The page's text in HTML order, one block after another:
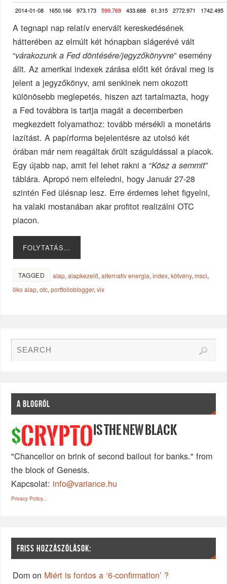
2014-01-08 1650.166 973.173 599.769 433.688 61.315 2772.971 1742.495
A tegnapi nap relatív enervált kereskedésének
hátterében az elmúlt két hónapban slágerévé vált
“várakozunk a Fed döntésére/jegyzőkönyvre” esemény
állt. Az amerikai indexek zárása előtt két órával meg is
jelent a jegyzőkönyv, ami senkinek nem okozott
különösebb meglepetés, hiszen azt tartalmazta, hogy
a Fed továbbra is tartja magát a decemberben
megkezdett folyamathoz: tovább mérsékli a monetáris
lazítást. A papírforma bejelentésre az utolsó két
órában már nem reagáltak őrült száguldással a piacok.
Egy újabb nap, amit fel lehet rakni a “Kösz a semmit”
táblára. Apropó nem elfeledni, hogy Január 27-28
szintén Fed ülésnap lesz. Erre érdemes lehet figyelni,
ha valaki mostanában akar profitot realizálni OTC
piacon.
FOLYTATÁS…
TAGGED alap,alapkezelő,alternatív energia,index,kötvény,msci,
öko alap,otc,portfolioblogger,vix
A BLOGRÓL
$CRYPTO IS THE NEW BLACK
"Chancellor on brink of second bailout for banks." from
the block of Genesis.
Kapcsolat: info@variance.hu
Privacy Policy...
FRISS HOZZÁSZÓLÁSOK:
Dom on Miért is fontos a ‘6-confirmation’ ?